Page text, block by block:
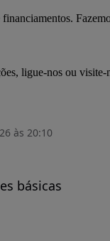
financiamentos.
ligue-nos ou visite-
às 20:10
básicas